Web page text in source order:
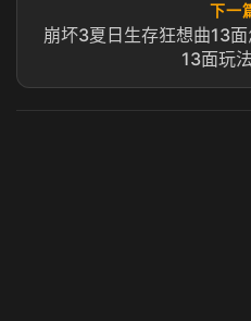
下一
崩坏3夏日生存狂想曲13
13面玩